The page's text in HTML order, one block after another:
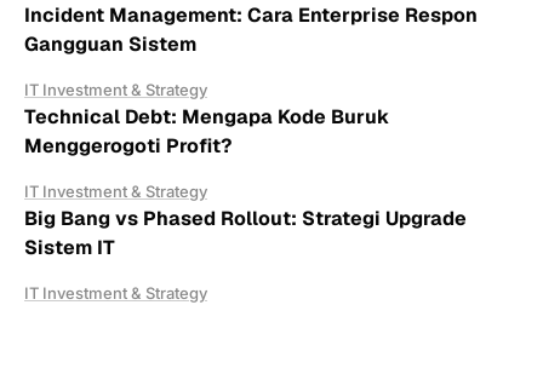
Incident Management: Cara Enterprise Respon
Gangguan Sistem
IT Investment & Strategy
Technical Debt: Mengapa Kode Buruk
Menggerogoti Profit?
IT Investment & Strategy
Big Bang vs Phased Rollout: Strategi Upgrade
Sistem IT
IT Investment & Strategy